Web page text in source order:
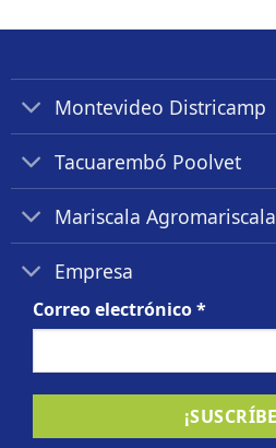
Montevideo Districamp
Tacuarembó Poolvet
Mariscala Agromariscala
Empresa
Correo electrónico*